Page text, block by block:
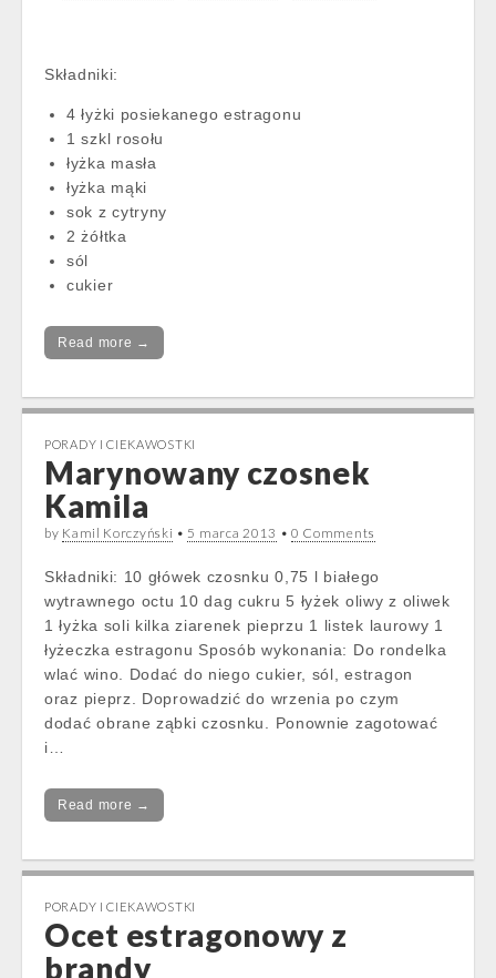
Składniki:
4 łyżki posiekanego estragonu
1 szkl rosołu
łyżka masła
łyżka mąki
sok z cytryny
2 żółtka
sól
cukier
Read more →
PORADY I CIEKAWOSTKI
Marynowany czosnek
Kamila
by Kamil Korczyński • 5 marca 2013 • 0 Comments
Składniki: 10 główek czosnku 0,75 l białego
wytrawnego octu 10 dag cukru 5 łyżek oliwy z oliwek
1 łyżka soli kilka ziarenek pieprzu 1 listek laurowy 1
łyżeczka estragonu Sposób wykonania: Do rondelka
wlać wino. Dodać do niego cukier, sól, estragon
oraz pieprz. Doprowadzić do wrzenia po czym
dodać obrane ząbki czosnku. Ponownie zagotować
i…
Read more →
PORADY I CIEKAWOSTKI
Ocet estragonowy z
brandy